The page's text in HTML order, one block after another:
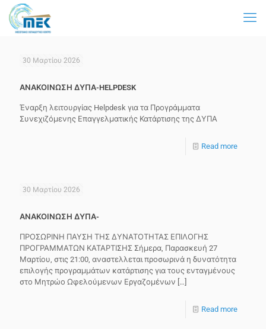
30 Μαρτίου 2026
ΑΝΑΚΟΙΝΩΣΗ ΔΥΠΑ-HELPDESK
Έναρξη λειτουργίας Helpdesk για τα Προγράμματα
Συνεχιζόμενης Επαγγελματικής Κατάρτισης της ΔΥΠΑ
Read more
30 Μαρτίου 2026
ΑΝΑΚΟΙΝΩΣΗ ΔΥΠΑ-
ΠΡΟΣΩΡΙΝΗ ΠΑΥΣΗ ΤΗΣ ΔΥΝΑΤΟΤΗΤΑΣ ΕΠΙΛΟΓΗΣ
ΠΡΟΓΡΑΜΜΑΤΩΝ ΚΑΤΑΡΤΙΣΗΣ Σήμερα, Παρασκευή 27
Μαρτίου, στις 21:00, αναστελλεται προσωρινά η δυνατότητα
επιλογής προγραμμάτων κατάρτισης για τους ενταγμένους
στο Μητρώο Ωφελούμενων Εργαζομένων […]
Read more